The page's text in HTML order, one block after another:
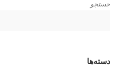
جستجو
دسته‌ها